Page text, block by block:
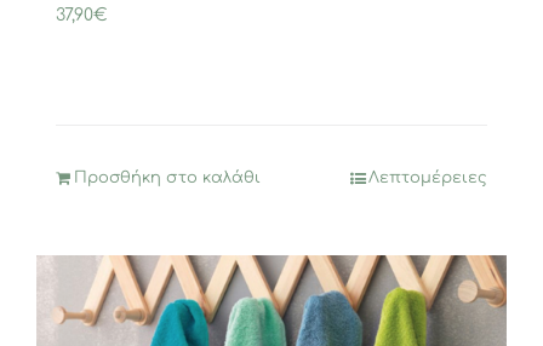
37,90€
Προσθήκη στο καλάθι Λεπτομέρειες